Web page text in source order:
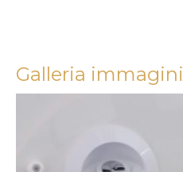
Galleria immagini